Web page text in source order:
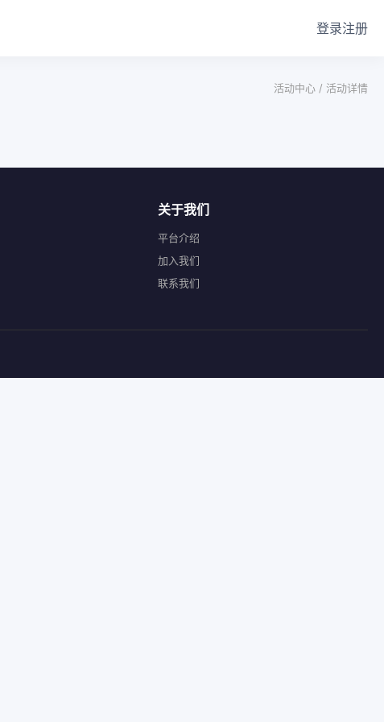
登录注册
活动中心 / 活动详情
关于我们
平台介绍
加入我们
联系我们